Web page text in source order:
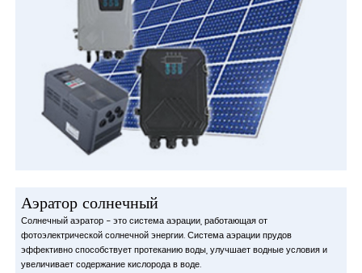
Аэратор солнечный
Солнечный аэратор - это система аэрации, работающая от
фотоэлектрической солнечной энергии. Система аэрации прудов
эффективно способствует протеканию воды, улучшает водные условия и
увеличивает содержание кислорода в воде.